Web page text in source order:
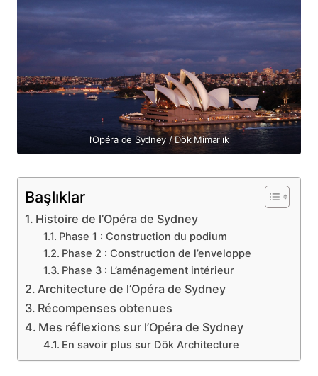
l’Opéra de Sydney / Dök Mimarlık
Başlıklar
Histoire de l’Opéra de Sydney
Phase 1 : Construction du podium
Phase 2 : Construction de l’enveloppe
Phase 3 : L’aménagement intérieur
Architecture de l’Opéra de Sydney
Récompenses obtenues
Mes réflexions sur l’Opéra de Sydney
En savoir plus sur Dök Architecture